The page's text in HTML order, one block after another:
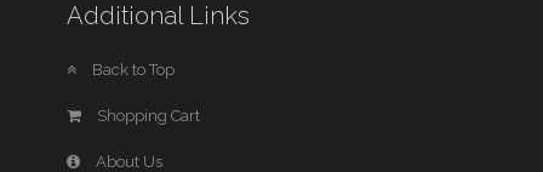
Additional Links
Back to Top
Shopping Cart
About Us